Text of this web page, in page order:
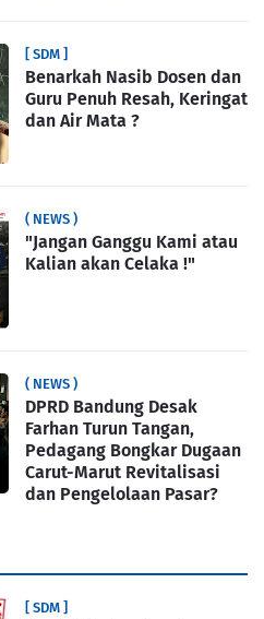
[ SDM ]
Benarkah Nasib Dosen dan
Guru Penuh Resah, Keringat
dan Air Mata ?
( NEWS )
"Jangan Ganggu Kami atau
Kalian akan Celaka !"
( NEWS )
DPRD Bandung Desak
Farhan Turun Tangan,
Pedagang Bongkar Dugaan
Carut-Marut Revitalisasi
dan Pengelolaan Pasar?
[ SDM ]